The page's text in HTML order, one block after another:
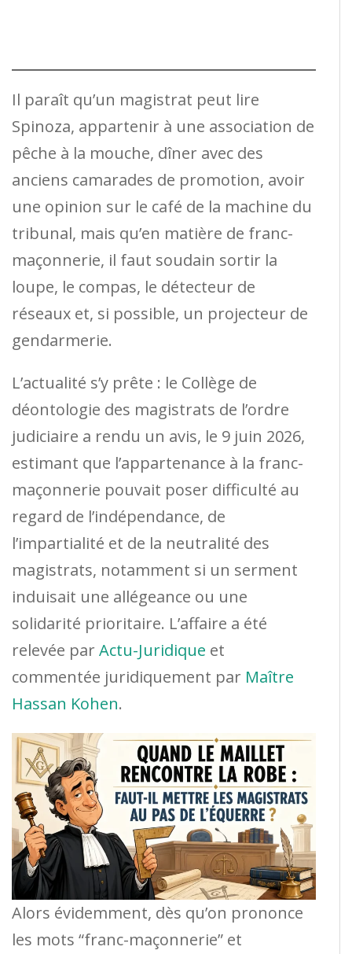
Il paraît qu’un magistrat peut lire
Spinoza, appartenir à une association de
pêche à la mouche, dîner avec des
anciens camarades de promotion, avoir
une opinion sur le café de la machine du
tribunal, mais qu’en matière de franc-
maçonnerie, il faut soudain sortir la
loupe, le compas, le détecteur de
réseaux et, si possible, un projecteur de
gendarmerie.
L’actualité s’y prête : le Collège de
déontologie des magistrats de l’ordre
judiciaire a rendu un avis, le 9 juin 2026,
estimant que l’appartenance à la franc-
maçonnerie pouvait poser difficulté au
regard de l’indépendance, de
l’impartialité et de la neutralité des
magistrats, notamment si un serment
induisait une allégeance ou une
solidarité prioritaire. L’affaire a été
relevée par Actu-Juridique et
commentée juridiquement par Maître
Hassan Kohen.
Alors évidemment, dès qu’on prononce
les mots “franc-maçonnerie” et